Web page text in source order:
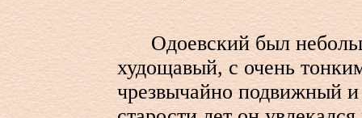
Одоевский был
худощавый, с очень
чрезвычайно подвижный